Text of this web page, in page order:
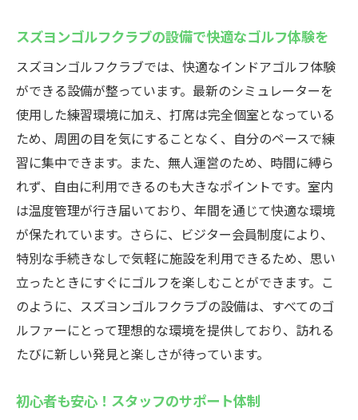
プライベートな空間がもたらすリラックス
効果
常に快適な環境での練習がもたらす成果
個室利用者に聞く、満足度の高い練習方法
集中してスキルを向上させるためのポイン
ト
特別な空間でのゴルフ練習を最大限に生か
す
時間を気にせず楽しむ！スズヨンゴルフクラブ
の無人運営インドアゴルフ
24時間利用可能なゴルフ施設の魅力
無人運営によるフレキシブルな予約システ
ム
ライフスタイルに合わせた利用方法
スズヨンゴルフクラブの設備で快適なゴルフ体験を
スズヨンゴルフクラブでは、快適なインドアゴルフ体験
ができる設備が整っています。最新のシミュレーターを
使用した練習環境に加え、打席は完全個室となっている
ため、周囲の目を気にすることなく、自分のペースで練
習に集中できます。また、無人運営のため、時間に縛ら
れず、自由に利用できるのも大きなポイントです。室内
は温度管理が行き届いており、年間を通じて快適な環境
が保たれています。さらに、ビジター会員制度により、
特別な手続きなしで気軽に施設を利用できるため、思い
立ったときにすぐにゴルフを楽しむことができます。こ
のように、スズヨンゴルフクラブの設備は、すべてのゴ
ルファーにとって理想的な環境を提供しており、訪れる
たびに新しい発見と楽しさが待っています。
初心者も安心！スタッフのサポート体制